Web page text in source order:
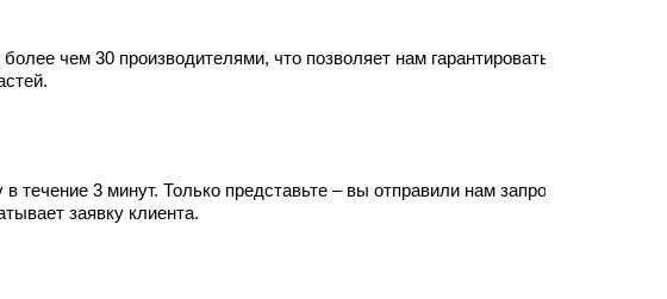
чем 30 производителями, что позволяет нам гарантировать
течение 3 минут. Только представьте – вы отправили нам запрос, а
заявку клиента.